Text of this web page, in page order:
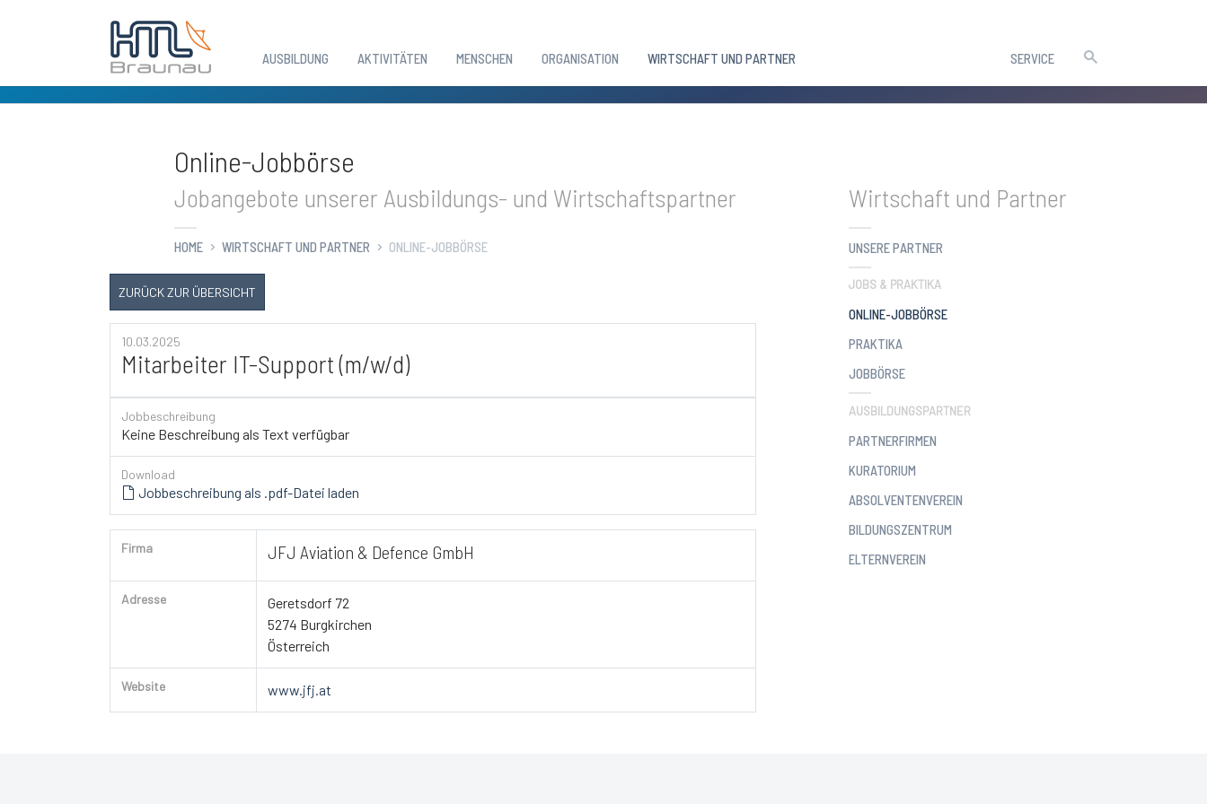
AUSBILDUNG AKTIVITÄTEN MENSCHEN ORGANISATION WIRTSCHAFT UND PARTNER SERVICE
Online-Jobbörse
Jobangebote unserer Ausbildungs- und Wirtschaftspartner
HOME WIRTSCHAFT UND PARTNER ONLINE-JOBBÖRSE
ZURÜCK ZUR ÜBERSICHT
10.03.2025
Mitarbeiter IT-Support (m/w/d)
Jobbeschreibung
Keine Beschreibung als Text verfügbar
Download
Jobbeschreibung als .pdf-Datei laden
Firma JFJ Aviation & Defence GmbH
Adresse
Geretsdorf 72
5274 Burgkirchen
Österreich
Website www.jfj.at
Wirtschaft und Partner
UNSERE PARTNER
JOBS & PRAKTIKA
ONLINE-JOBBÖRSE(CURRENT)
PRAKTIKA
JOBBÖRSE
AUSBILDUNGSPARTNER
PARTNERFIRMEN
KURATORIUM
ABSOLVENTENVEREIN
BILDUNGSZENTRUM
ELTERNVEREIN